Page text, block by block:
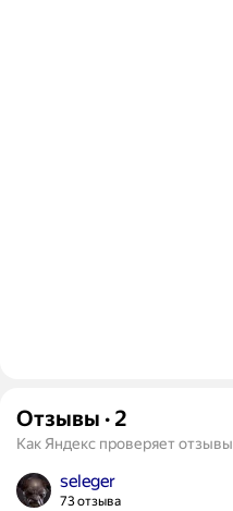
Отзывы · 2
Как Яндекс проверяет отзывы
seleger
73 отзыва